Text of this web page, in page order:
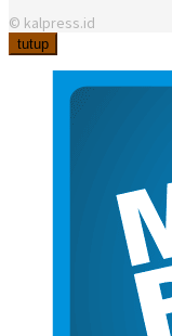
© kalpress.id
tutup